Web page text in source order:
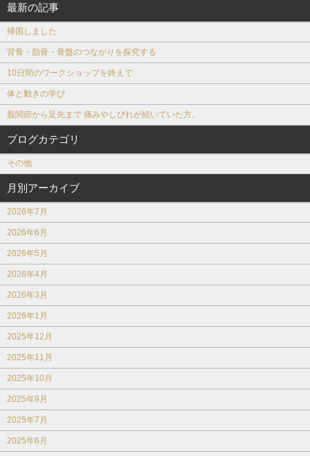
最新の記事
帰国しました
背骨・肋骨・骨盤のつながりを探究する
10日間のワークショップを終えて
体と動きの学び
股関節から足先まで 痛みやしびれが続いていた方。
ブログカテゴリ
その他
月別アーカイブ
2026年7月
2026年6月
2026年5月
2026年4月
2026年3月
2026年1月
2025年12月
2025年11月
2025年10月
2025年9月
2025年7月
2025年6月